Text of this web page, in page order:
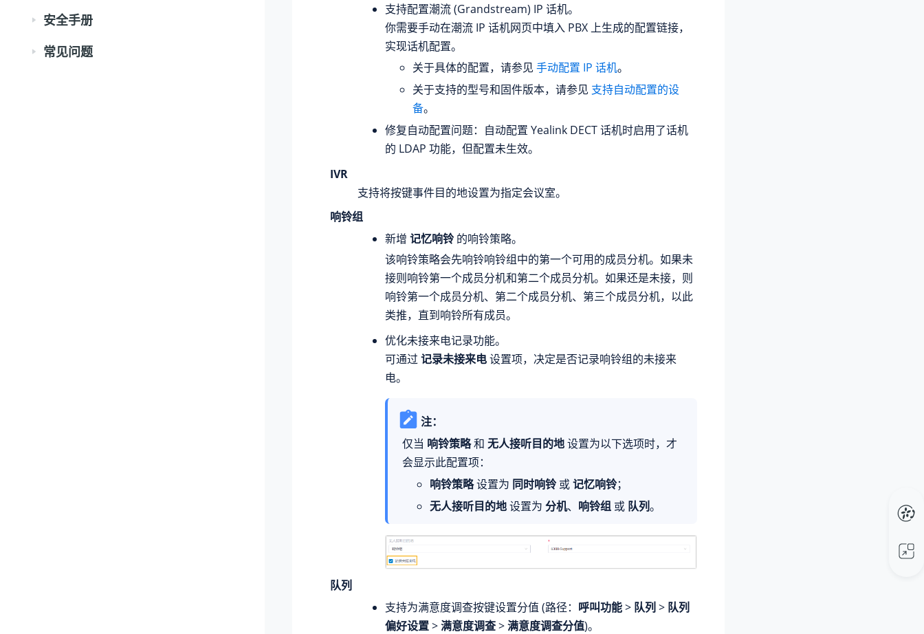
安全手册
常见问题
支持配置潮流 (Grandstream) IP 话机。
你需要手动在潮流 IP 话机网页中填入 PBX 上生成的配置链接，
实现话机配置。
关于具体的配置，请参见 手动配置 IP 话机。
关于支持的型号和固件版本，请参见 支持自动配置的设
备。
修复自动配置问题：自动配置 Yealink DECT 话机时启用了话机
的 LDAP 功能，但配置未生效。
IVR
支持将按键事件目的地设置为指定会议室。
响铃组
新增 记忆响铃的响铃策略。
该响铃策略会先响铃响铃组中的第一个可用的成员分机。如果未
接则响铃第一个成员分机和第二个成员分机。如果还是未接，则
响铃第一个成员分机、第二个成员分机、第三个成员分机，以此
类推，直到响铃所有成员。
优化未接来电记录功能。
可通过记录未接来电设置项，决定是否记录响铃组的未接来
电。
注：
仅当 响铃策略和 无人接听目的地设置为以下选项时，才
会显示此配置项：
响铃策略设置为 同时响铃或记忆响铃；
无人接听目的地设置为 分机、 响铃组或 队列。
队列
支持为满意度调查按键设置分值 (路径： 呼叫功能> 队列 > 队列
偏好设置>满意度调查>满意度调查分值)。